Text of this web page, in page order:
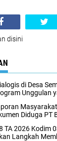
disini
di Desa
Unggulan
Diduga PT
TA 2026 Kodim
Langkah